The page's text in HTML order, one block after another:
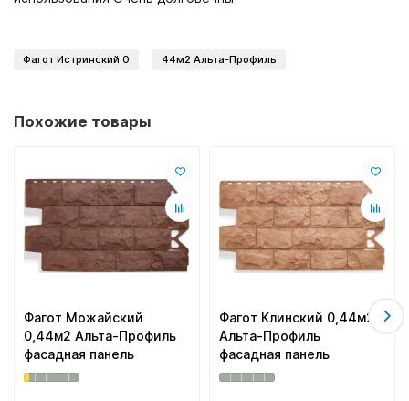
Фагот Истринский 0 44м2 Альта-Профиль
Похожие товары
Фагот Можайский
0,44м2 Альта-Профиль
фасадная панель
Фагот Клинский 0,44м2
Альта-Профиль
фасадная панель